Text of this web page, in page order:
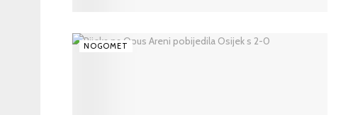
NOGOMET